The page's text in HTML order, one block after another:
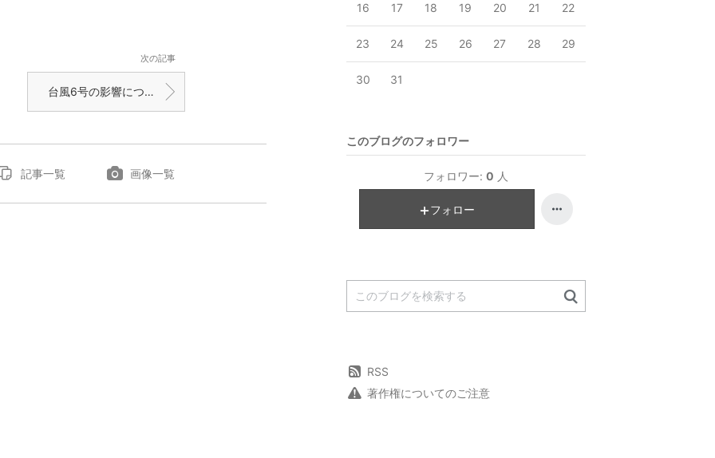
次の記事
台風6号の影響について
記事一覧 画像一覧
16 17 18 19 20 21 22
23 24 25 26 27 28 29
30 31
このブログのフォロワー
フォロワー: 0 人
フォロー
RSS
著作権についてのご注意